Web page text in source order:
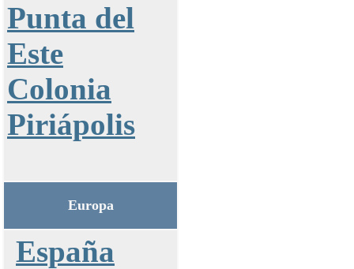
Punta del
Este
Colonia
Piriápolis
Europa
España